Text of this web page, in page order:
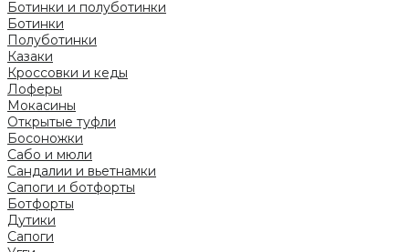
Ботинки и полуботинки
Ботинки
Полуботинки
Казаки
Кроссовки и кеды
Лоферы
Мокасины
Открытые туфли
Босоножки
Сабо и мюли
Сандалии и вьетнамки
Сапоги и ботфорты
Ботфорты
Дутики
Сапоги